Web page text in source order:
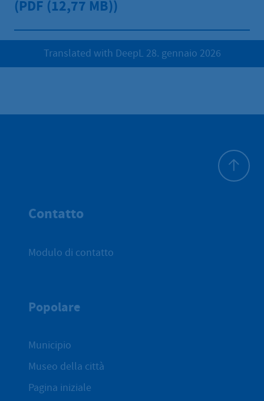
(PDF (12,77 MB))
Translated with DeepL 28. gennaio 2026
Contatto
Modulo di contatto
Popolare
Municipio
Museo della città
Pagina iniziale